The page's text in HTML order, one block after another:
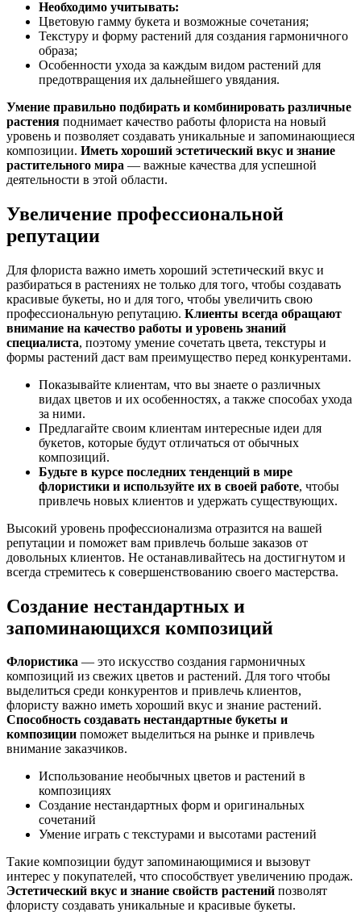
Необходимо учитывать:
Цветовую гамму букета и возможные сочетания;
Текстуру и форму растений для создания гармоничного
образа;
Особенности ухода за каждым видом растений для
предотвращения их дальнейшего увядания.
Умение правильно подбирать и комбинировать различные
растения поднимает качество работы флориста на новый
уровень и позволяет создавать уникальные и запоминающиеся
композиции. Иметь хороший эстетический вкус и знание
растительного мира — важные качества для успешной
деятельности в этой области.
Увеличение профессиональной
репутации
Для флориста важно иметь хороший эстетический вкус и
разбираться в растениях не только для того, чтобы создавать
красивые букеты, но и для того, чтобы увеличить свою
профессиональную репутацию. Клиенты всегда обращают
внимание на качество работы и уровень знаний
специалиста, поэтому умение сочетать цвета, текстуры и
формы растений даст вам преимущество перед конкурентами.
Показывайте клиентам, что вы знаете о различных
видах цветов и их особенностях, а также способах ухода
за ними.
Предлагайте своим клиентам интересные идеи для
букетов, которые будут отличаться от обычных
композиций.
Будьте в курсе последних тенденций в мире
флористики и используйте их в своей работе, чтобы
привлечь новых клиентов и удержать существующих.
Высокий уровень профессионализма отразится на вашей
репутации и поможет вам привлечь больше заказов от
довольных клиентов. Не останавливайтесь на достигнутом и
всегда стремитесь к совершенствованию своего мастерства.
Создание нестандартных и
запоминающихся композиций
Флористика — это искусство создания гармоничных
композиций из свежих цветов и растений. Для того чтобы
выделиться среди конкурентов и привлечь клиентов,
флористу важно иметь хороший вкус и знание растений.
Способность создавать нестандартные букеты и
композиции поможет выделиться на рынке и привлечь
внимание заказчиков.
Использование необычных цветов и растений в
композициях
Создание нестандартных форм и оригинальных
сочетаний
Умение играть с текстурами и высотами растений
Такие композиции будут запоминающимися и вызовут
интерес у покупателей, что способствует увеличению продаж.
Эстетический вкус и знание свойств растений позволят
флористу создавать уникальные и красивые букеты.